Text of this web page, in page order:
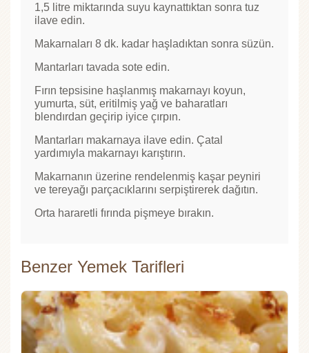
1,5 litre miktarında suyu kaynattıktan sonra tuz
ilave edin.
Makarnaları 8 dk. kadar haşladıktan sonra süzün.
Mantarları tavada sote edin.
Fırın tepsisine haşlanmış makarnayı koyun,
yumurta, süt, eritilmiş yağ ve baharatları
blendırdan geçirip iyice çırpın.
Mantarları makarnaya ilave edin. Çatal
yardımıyla makarnayı karıştırın.
Makarnanın üzerine rendelenmiş kaşar peyniri
ve tereyağı parçacıklarını serpiştirerek dağıtın.
Orta hararetli fırında pişmeye bırakın.
Benzer Yemek Tarifleri